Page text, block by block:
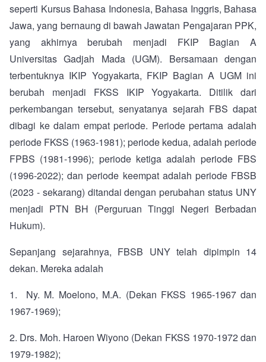
seperti Kursus Bahasa Indonesia, Bahasa Inggris, Bahasa
Jawa, yang bernaung di bawah Jawatan Pengajaran PPK,
yang akhirnya berubah menjadi FKIP Bagian A
Universitas Gadjah Mada (UGM). Bersamaan dengan
terbentuknya IKIP Yogyakarta, FKIP Bagian A UGM ini
berubah menjadi FKSS IKIP Yogyakarta. Ditilik dari
perkembangan tersebut, senyatanya sejarah FBS dapat
dibagi ke dalam empat periode. Periode pertama adalah
periode FKSS (1963-1981); periode kedua, adalah periode
FPBS (1981-1996); periode ketiga adalah periode FBS
(1996-2022); dan periode keempat adalah periode FBSB
(2023 - sekarang) ditandai dengan perubahan status UNY
menjadi PTN BH (Perguruan Tinggi Negeri Berbadan
Hukum).
Sepanjang sejarahnya, FBSB UNY telah dipimpin 14
dekan. Mereka adalah
1. Ny. M. Moelono, M.A. (Dekan FKSS 1965-1967 dan
1967-1969);
2. Drs. Moh. Haroen Wiyono (Dekan FKSS 1970-1972 dan
1979-1982);